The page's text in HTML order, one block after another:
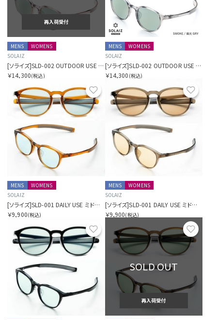
再入荷受付
MENS
WOMENS
SOLAIZ
[ソライズ]SLD-002 OUTDOOR USE ボストン 偏光モデル
￥14,300(税込)
MENS
WOMENS
SOLAIZ
[ソライズ]SLD-002 OUTDOOR USE ボストン 偏光モデル
￥14,300 (税込)
お気に入り
MENS
WOMENS
SOLAIZ
[ソライズ]SLD-001 DAILY USE ミドルウェリントン
￥9,900(税込)
お気
MENS
WOMENS
SOLAIZ
[ソライズ]SLD-001 DAILY USE ミドルウェリントン
￥9,900(税込)
お気に入り
SOLD OUT
再入荷受付